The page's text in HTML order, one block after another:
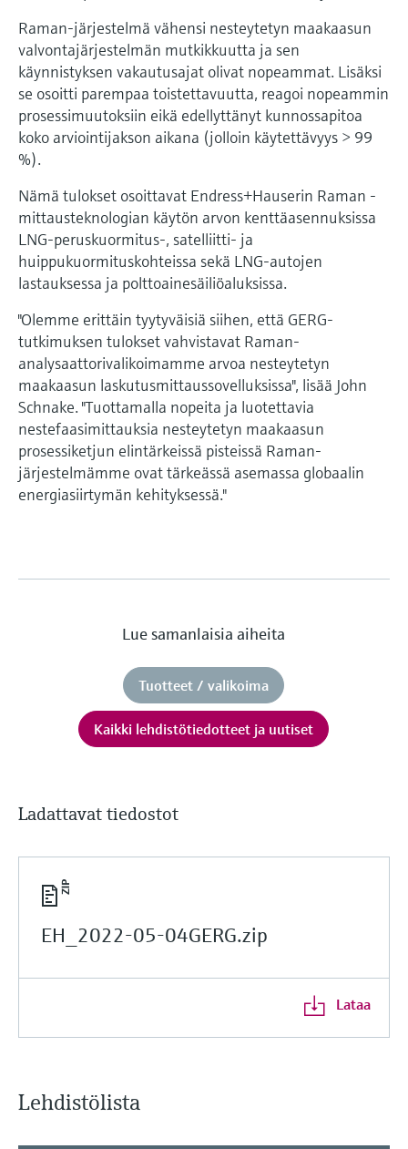
Raman-järjestelmä vähensi nesteytetyn maakaasun
valvontajärjestelmän mutkikkuutta ja sen
käynnistyksen vakautusajat olivat nopeammat. Lisäksi
se osoitti parempaa toistettavuutta, reagoi nopeammin
prosessimuutoksiin eikä edellyttänyt kunnossapitoa
koko arviointijakson aikana (jolloin käytettävyys > 99
%).
Nämä tulokset osoittavat Endress+Hauserin Raman -
mittausteknologian käytön arvon kenttäasennuksissa
LNG-peruskuormitus-, satelliitti- ja
huippukuormituskohteissa sekä LNG-autojen
lastauksessa ja polttoainesäiliöaluksissa.
"Olemme erittäin tyytyväisiä siihen, että GERG-
tutkimuksen tulokset vahvistavat Raman-
analysaattorivalikoimamme arvoa nesteytetyn
maakaasun laskutusmittaussovelluksissa", lisää John
Schnake. "Tuottamalla nopeita ja luotettavia
nestefaasimittauksia nesteytetyn maakaasun
prosessiketjun elintärkeissä pisteissä Raman-
järjestelmämme ovat tärkeässä asemassa globaalin
energiasiirtymän kehityksessä."
Lue samanlaisia aiheita
Tuotteet / valikoima
Kaikki lehdistötiedotteet ja uutiset
Ladattavat tiedostot
EH_2022-05-04GERG.zip
Lataa
Lehdistölista